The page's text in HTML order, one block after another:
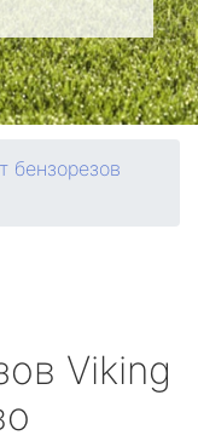
бензорезов
Viking